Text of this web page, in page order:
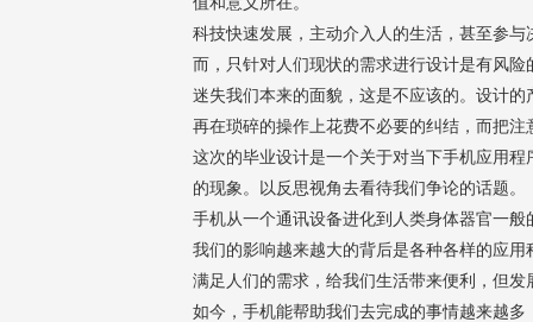
科技快速发展，主动介入人的生活，甚至参
而，只针对人们现状的需求进行设计是有风
迷失我们本来的面貌，这是不应该的。设计
再在琐碎的操作上花费不必要的纠结，而把
这次的毕业设计是一个关于对当下手机应用
的现象。以反思视角去看待我们争论的话题。
手机从一个通讯设备进化到人类身体器官一
我们的影响越来越大的背后是各种各样的应
满足人们的需求，给我们生活带来便利，但
如今，手机能帮助我们去完成的事情越来越